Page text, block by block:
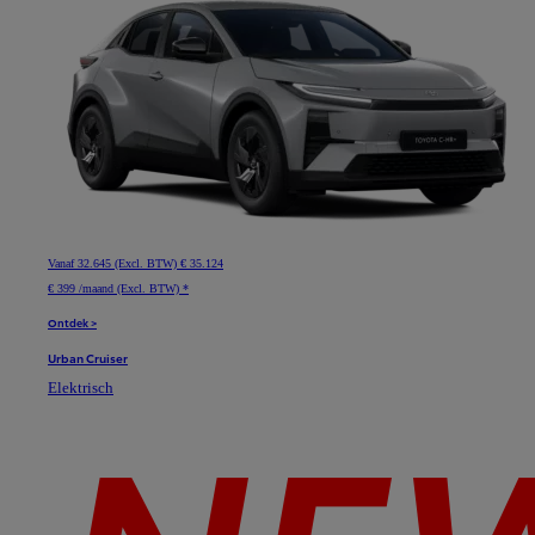
Vanaf32.645 (Excl. BTW) € 35.124
€ 399 /maand (Excl. BTW) *
Ontdek >
Urban Cruiser
Elektrisch